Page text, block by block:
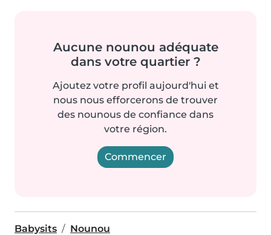
Aucune nounou adéquate
dans votre quartier ?
Ajoutez votre profil aujourd'hui et
nous nous efforcerons de trouver
des nounous de confiance dans
votre région.
Commencer
Babysits
Nounou